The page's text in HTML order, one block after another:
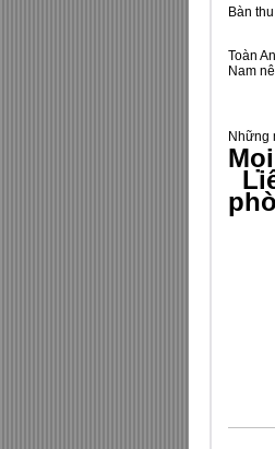
Bàn
Toàn
Nam
Những
Văn